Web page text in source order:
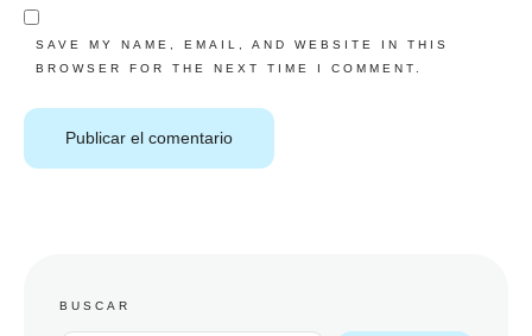
SAVE MY NAME, EMAIL, AND WEBSITE IN THIS
BROWSER FOR THE NEXT TIME I COMMENT.
BUSCAR